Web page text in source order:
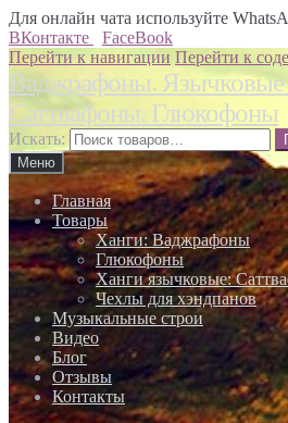
Для онлайн чата используйте
ВКонтакте
FaceBook
Перейти к навигации Перейти к
Ваджрафоны. Язычковые
Саттвафоны. Глюкофоны
Искать:
Меню
Главная
Товары
Ханги: Ваджрафоны
Глюкофоны
Ханги язычковые:
Чехлы для хэндпанов
Музыкальные строи
Видео
Блог
Отзывы
Контакты